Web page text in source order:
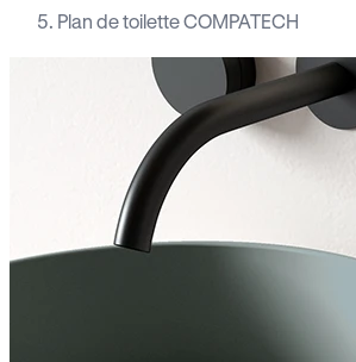
Plan de toilette COMPATECH